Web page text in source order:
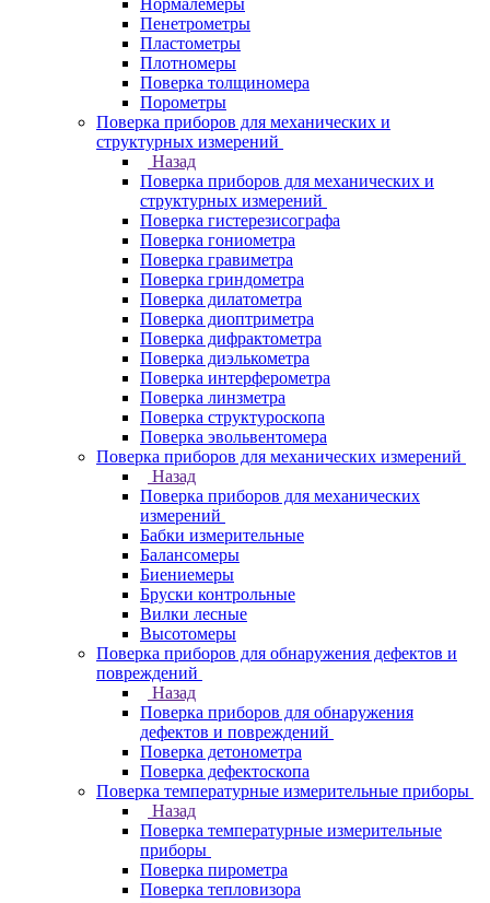
Нормалемеры
Пенетрометры
Пластометры
Плотномеры
Поверка толщиномера
Порометры
Поверка приборов для механических и
структурных измерений
Назад
Поверка приборов для механических и
структурных измерений
Поверка гистерезисографа
Поверка гониометра
Поверка гравиметра
Поверка гриндометра
Поверка дилатометра
Поверка диоптриметра
Поверка дифрактометра
Поверка диэлькометра
Поверка интерферометра
Поверка линзметра
Поверка структуроскопа
Поверка эвольвентомера
Поверка приборов для механических измерений
Назад
Поверка приборов для механических
измерений
Бабки измерительные
Балансомеры
Биениемеры
Бруски контрольные
Вилки лесные
Высотомеры
Поверка приборов для обнаружения дефектов и
повреждений
Назад
Поверка приборов для обнаружения
дефектов и повреждений
Поверка детонометра
Поверка дефектоскопа
Поверка температурные измерительные приборы
Назад
Поверка температурные измерительные
приборы
Поверка пирометра
Поверка тепловизора